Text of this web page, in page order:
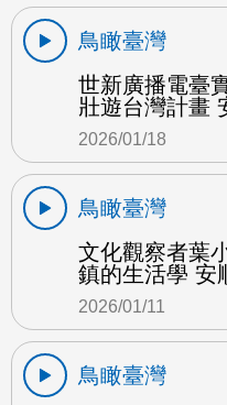
鳥瞰臺灣
世新廣播電臺
壯遊台灣計畫
2026/01/18
鳥瞰臺灣
文化觀察者葉
鎮的生活學 安
2026/01/11
鳥瞰臺灣